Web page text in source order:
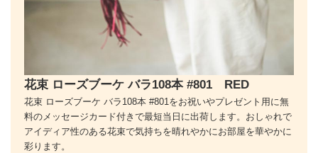
花束 ローズブーケ バラ108本 #801 RED
花束 ローズブーケ バラ108本 #801をお祝いやプレゼント用に無
料のメッセージカード付きで最短当日に出荷します。おしゃれで
アイディア性のある花束で気持ちを晴れやかにお部屋を華やかに
彩ります。